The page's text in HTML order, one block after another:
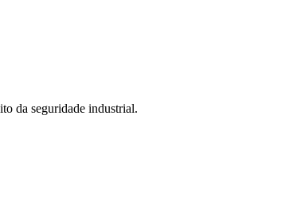
da seguridade industrial.